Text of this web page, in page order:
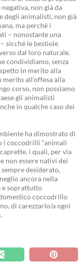
non già da
degli animalisti, non già
ma perché i
– nonostante una
sicché le bestiole
dal loro naturale.
condividiamo, senza
in merito alla
all’offesa alla
corso, non possiamo
gli animalisti
in qualche caso dei
ha dimostrato di
i coccodrilli “animali
i quali, per via
non essere nativi dei
desiderato,
ancora nella
e soprattutto
coccodrillo
di carezzarlo/a ogni